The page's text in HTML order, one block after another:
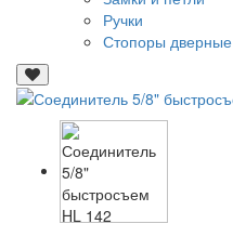
Ручки
Стопоры дверные